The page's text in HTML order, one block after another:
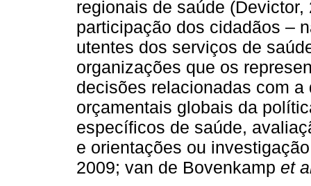
regionais de saúde
participação dos cidadãos –
utentes dos serviços de
organizações que os
decisões relacionadas com
orçamentais globais da
específicos de saúde,
e orientações ou
2009; van de Bovenkamp et